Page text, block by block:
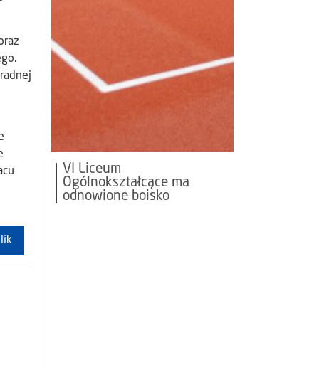
VI Liceum
Ogólnokształcące ma
odnowione boisko